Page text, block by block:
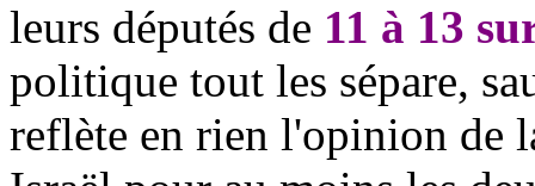
leurs députés de 11 à 13
politique tout les sépare,
reflète en rien l'opinion de